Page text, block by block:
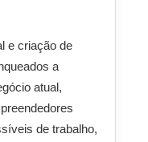
e criação de
a
atual,
de trabalho,